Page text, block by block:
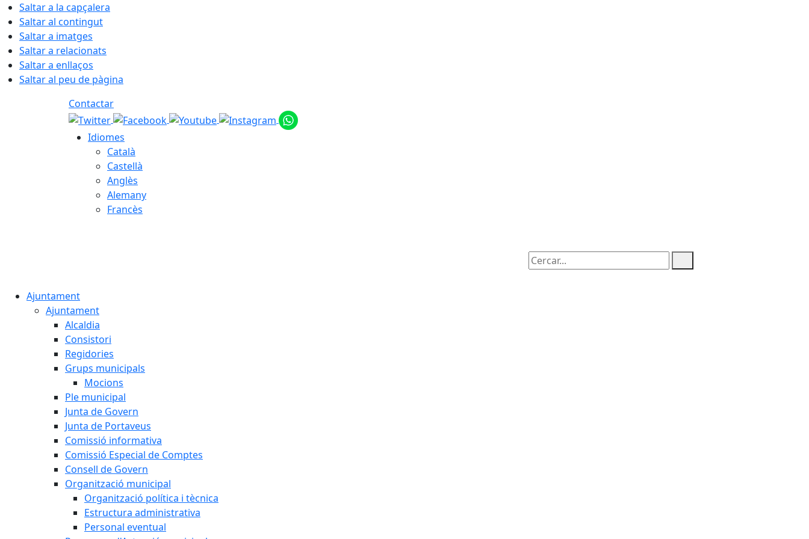
Saltar a la capçalera
Saltar al contingut
Saltar a imatges
Saltar a relacionats
Saltar a enllaços
Saltar al peu de pàgina
Contactar
Idiomes
Català
Castellà
Anglès
Alemany
Francès
Cercar:
Ajuntament
Ajuntament
Alcaldia
Consistori
Regidories
Grups municipals
Mocions
Ple municipal
Junta de Govern
Junta de Portaveus
Comissió informativa
Comissió Especial de Comptes
Consell de Govern
Organització municipal
Organització política i tècnica
Estructura administrativa
Personal eventual